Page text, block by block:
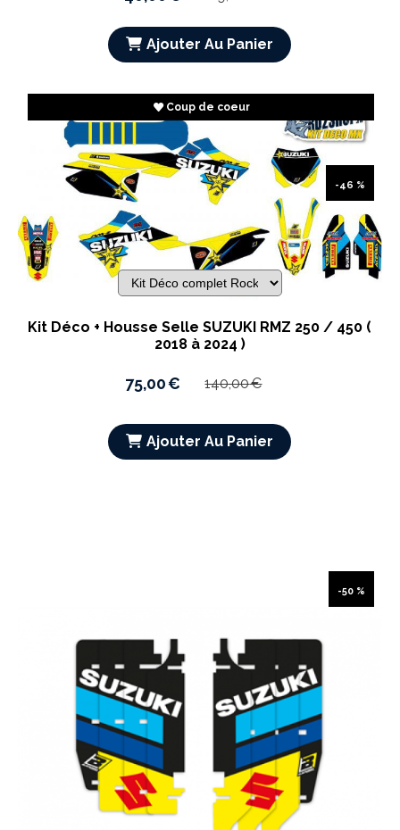
Ajouter Au Panier
Coup de coeur
-46 %
Kit Déco + Housse Selle SUZUKI RMZ 250 / 450 (
2018 à 2024 )
75,00€ 140,00€
Ajouter Au Panier
-50 %